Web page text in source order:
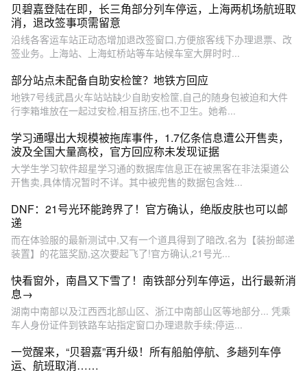
贝碧嘉登陆在即，长三角部分列车停运，上海两机场航班取
消，退改签事项需留意
沿线各客运车站正动态增加退改签窗口,方便旅客线下办理退票、改
签业务。上海站、上海虹桥站等车站候车室大屏时时...
部分站点未配备自助安检筐？地铁方回应
地铁7号线武昌火车站站缺少自助安检筐,自己的随身包被迫和大件
行李箱堆放在一起过安检,相互挤压,也不卫生。她希...
学习通曝出大规模被拖库事件，1.7亿条信息遭公开售卖，
波及全国大量高校，官方回应称未发现证据
大学生学习软件超星学习通的数据库信息正在被黑客在非法渠道公
开售卖,具体情况暂时不详。其中被兜售的数据包含姓...
DNF：21号光环能跨界了！官方确认，绝版皮肤也可以邮
递
而在体验服的最新测试中,又有一个道具得到了暗改,名为【装扮邮递
装置】的花篮奖励,这次要起飞了!官方确认,21号光...
快看窗外，南昌又下雪了！南铁部分列车停运，出行最新消
息→
湖南中南部以及江西西北部山区、浙江中南部山区等地部分... 凭乘
车人身份证件到铁路车站指定窗口办理退款手续;停运...
一觉醒来，“贝碧嘉”再升级！所有船舶停航、多趟列车停
运、航班取消……